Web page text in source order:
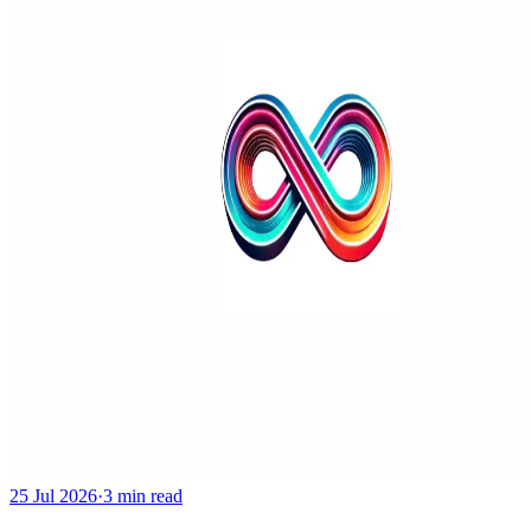
25 Jul 2026·3 min read